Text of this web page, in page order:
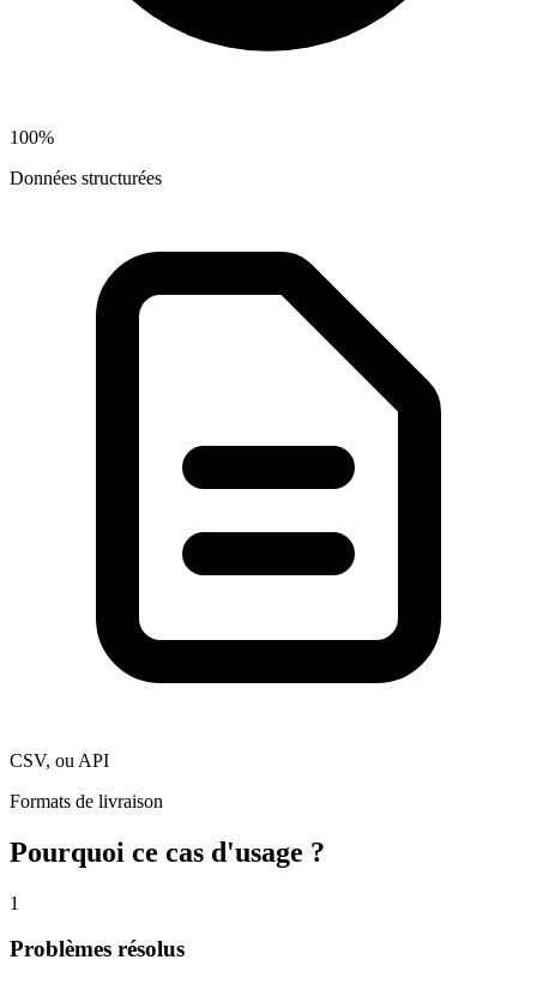
100%
Données structurées
CSV, ou API
Formats de livraison
Pourquoi ce cas d'usage ?
1
Problèmes résolus